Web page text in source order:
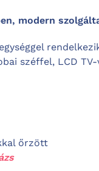
modern
széffel, LCD
őrzött